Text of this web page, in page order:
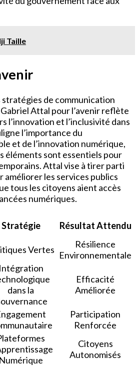
Taille
stratégies de communication
Attal pour l’avenir reflète
l’innovation et l’inclusivité dans
l’importance du
et de l’innovation numérique,
éléments sont essentiels pour
Attal vise à tirer parti
améliorer les services publics
tous les citoyens aient accès
numériques.
Stratégie
Résultat Attendu
Vertes
Résilience
Environnementale
Intégration
dans la
Efficacité
Améliorée
Participation
Renforcée
Numérique
Citoyens
Autonomisés